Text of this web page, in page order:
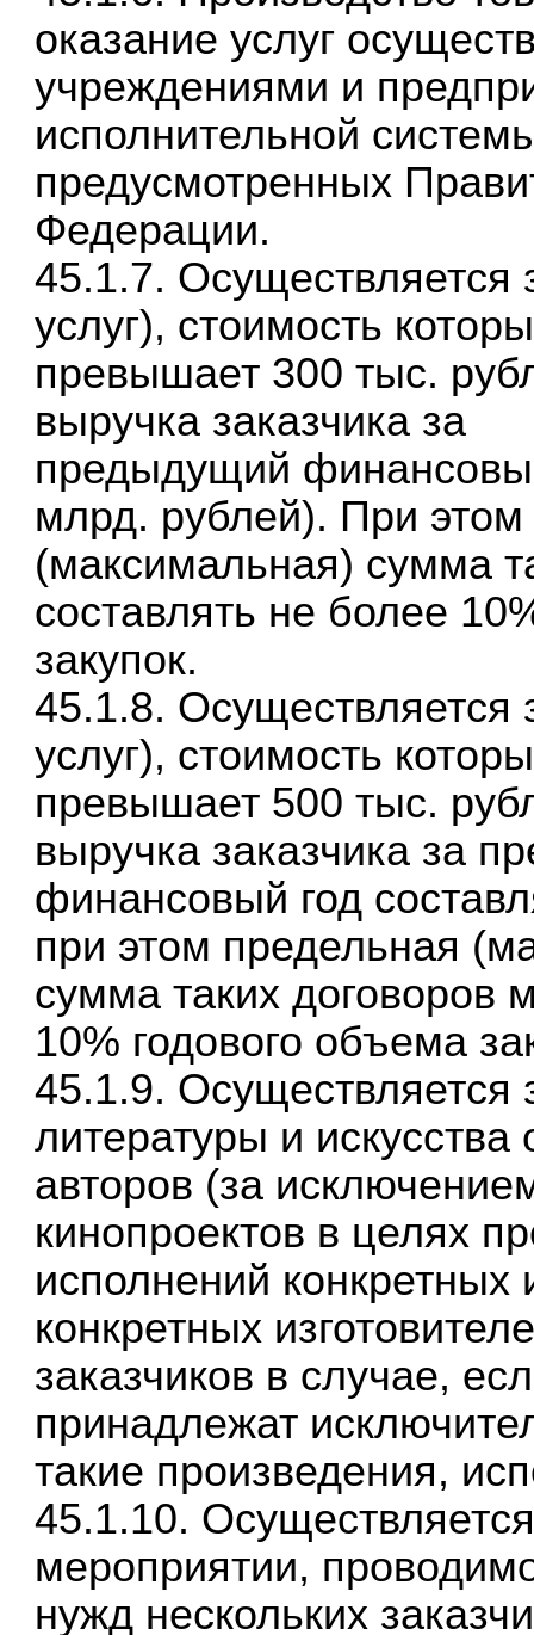
оказание услуг
учреждениями и
исполнительной
предусмотренных
Федерации.
45.1.7. Осуществляется
услуг), стоимость
превышает 300 тыс.
выручка заказчика за
предыдущий
млрд. рублей). При
(максимальная) сумма
составлять не более
закупок.
45.1.8. Осуществляется
услуг), стоимость
превышает 500 тыс.
выручка заказчика за
финансовый год
при этом предельная
сумма таких договоров
10% годового объема
45.1.9. Осуществляется
литературы и
авторов (за
кинопроектов в целях
исполнений
конкретных
заказчиков в случае,
принадлежат
такие произведения,
45.1.10.
мероприятии,
нужд нескольких